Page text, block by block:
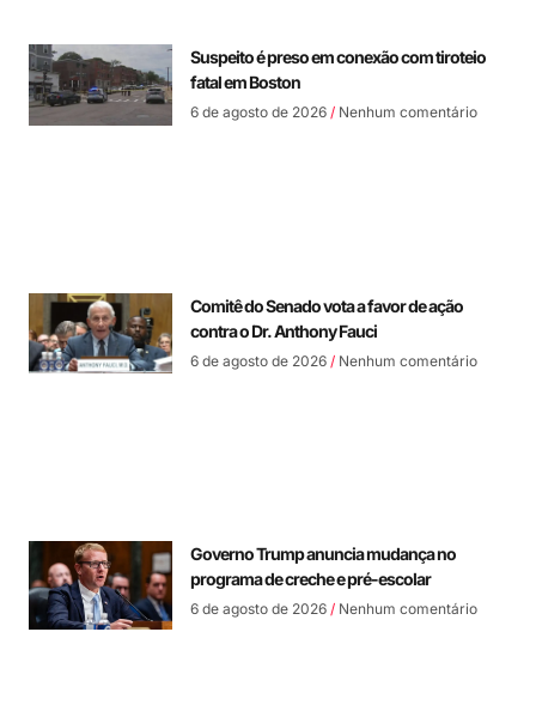
Suspeito é preso em conexão com tiroteio
fatal em Boston
6 de agosto de 2026 Nenhum comentário
Comitê do Senado vota a favor de ação
contra o Dr. Anthony Fauci
6 de agosto de 2026 Nenhum comentário
Governo Trump anuncia mudança no
programa de creche e pré-escolar
6 de agosto de 2026 Nenhum comentário